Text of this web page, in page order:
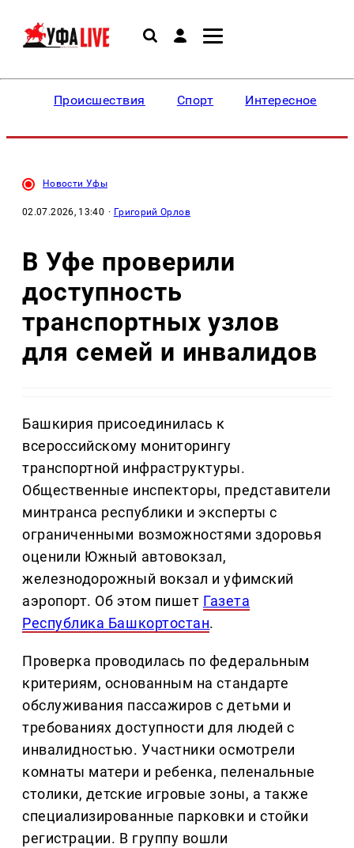
Происшествия Спорт Интересное
Новости Уфы
02.07.2026, 13:40 · Григорий Орлов
В Уфе проверили
доступность
транспортных узлов
для семей и инвалидов
Башкирия присоединилась к
всероссийскому мониторингу
транспортной инфраструктуры.
Общественные инспекторы, представители
минтранса республики и эксперты с
ограниченными возможностями здоровья
оценили Южный автовокзал,
железнодорожный вокзал и уфимский
аэропорт. Об этом пишет Газета
Республика Башкортостан.
Проверка проводилась по федеральным
критериям, основанным на стандарте
обслуживания пассажиров с детьми и
требованиях доступности для людей с
инвалидностью. Участники осмотрели
комнаты матери и ребенка, пеленальные
столики, детские игровые зоны, а также
специализированные парковки и стойки
регистрации. В группу вошли